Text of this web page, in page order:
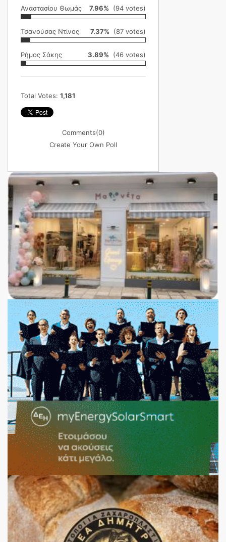
Αναστασίου Θωμάς 7.96% (94 votes)
Τσανούσας Ντίνος 7.37% (87 votes)
Ρήμος Σάκης 3.89% (46 votes)
Total Votes: 1,181
Comments(0)
Create Your Own Poll